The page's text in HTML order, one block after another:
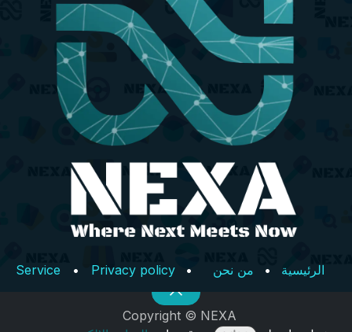
الرئيسية • من نحن •
Service • Privacy policy
Copyright © NEXA